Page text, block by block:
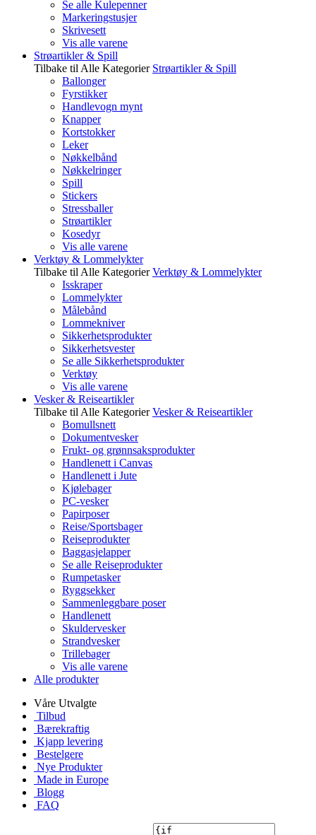
Se alle Kulepenner
Markeringstusjer
Skrivesett
Vis alle varene
Strøartikler & Spill
Tilbake til Alle Kategorier Strøartikler & Spill
Ballonger
Fyrstikker
Handlevogn mynt
Knapper
Kortstokker
Leker
Nøkkelbånd
Nøkkelringer
Spill
Stickers
Stressballer
Strøartikler
Kosedyr
Vis alle varene
Verktøy & Lommelykter
Tilbake til Alle Kategorier Verktøy & Lommelykter
Isskraper
Lommelykter
Målebånd
Lommekniver
Sikkerhetsprodukter
Sikkerhetsvester
Se alle Sikkerhetsprodukter
Verktøy
Vis alle varene
Vesker & Reiseartikler
Tilbake til Alle Kategorier Vesker & Reiseartikler
Bomullsnett
Dokumentvesker
Frukt- og grønnsaksprodukter
Handlenett i Canvas
Handlenett i Jute
Kjølebager
PC-vesker
Papirposer
Reise/Sportsbager
Reiseprodukter
Baggasjelapper
Se alle Reiseprodukter
Rumpetasker
Ryggsekker
Sammenleggbare poser
Handlenett
Skuldervesker
Strandvesker
Trillebager
Vis alle varene
Alle produkter
Våre Utvalgte
Tilbud
Bærekraftig
Kjapp levering
Bestelgere
Nye Produkter
Made in Europe
Blogg
FAQ